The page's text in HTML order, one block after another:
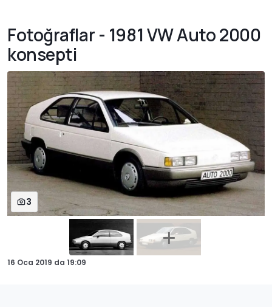
Fotoğraflar - 1981 VW Auto 2000
konsepti
3
16 Oca 2019 da 19:09